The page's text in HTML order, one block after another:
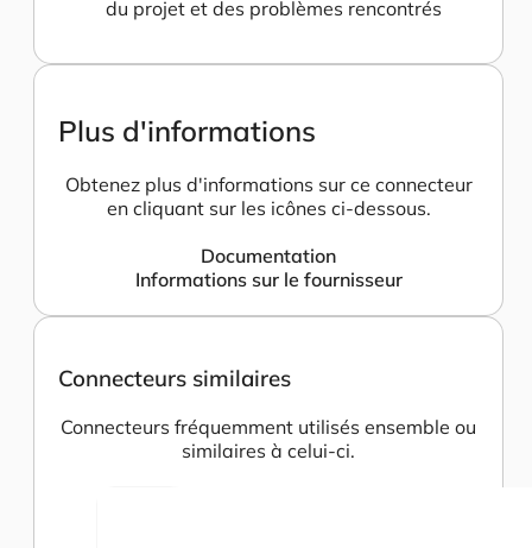
du projet et des problèmes rencontrés
Plus d'informations
Obtenez plus d'informations sur ce connecteur
en cliquant sur les icônes ci-dessous.
Documentation
Informations sur le fournisseur
Connecteurs similaires
Connecteurs fréquemment utilisés ensemble ou
similaires à celui-ci.